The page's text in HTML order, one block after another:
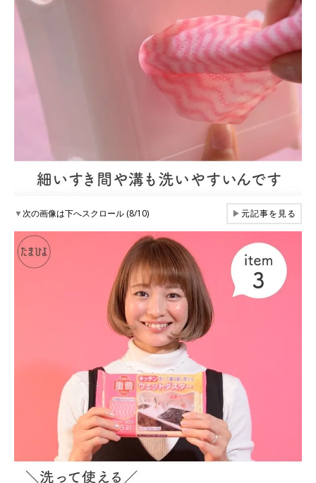
▼次の画像は下へスクロール (8/10) ▶元記事を見る